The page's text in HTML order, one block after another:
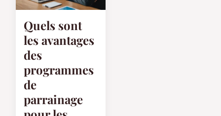
Quels sont
les avantages
des
programmes
de
parrainage